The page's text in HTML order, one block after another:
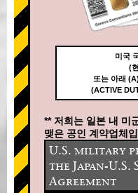
미국
(
또는 아래
(ACTIVE
** 저희는 일본 내 미
맺은 공인 계약업체
U.S. military
the Japan-
Agreement